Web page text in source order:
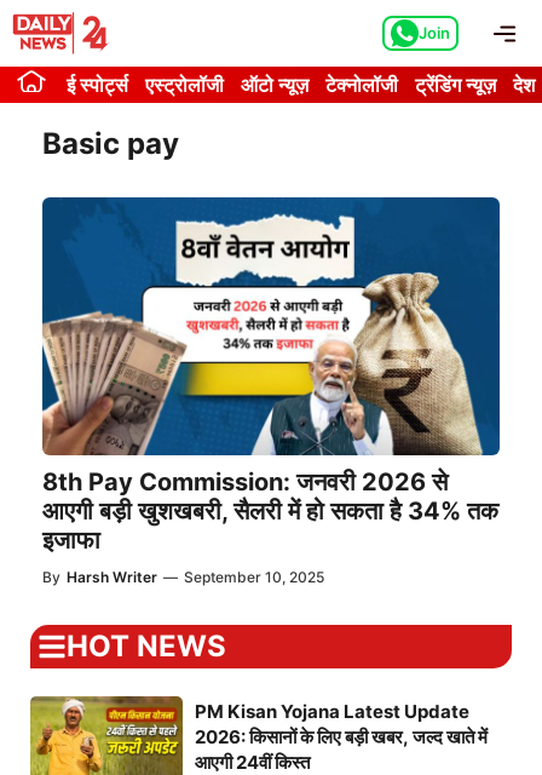
Skip
content
Join
ई स्पोर्ट्स एस्ट्रोलॉजी ऑटो न्यूज़ टेक्नोलॉजी ट्रेंडिंग न्यूज़ देश
Basic pay
8th Pay Commission: जनवरी 2026 से
आएगी बड़ी खुशखबरी, सैलरी में हो सकता है 34% तक
इजाफा
By Harsh Writer — September 10, 2025
HOT NEWS
PM Kisan Yojana Latest Update
2026: किसानों के लिए बड़ी खबर, जल्द खाते में
आएगी 24वीं किस्त